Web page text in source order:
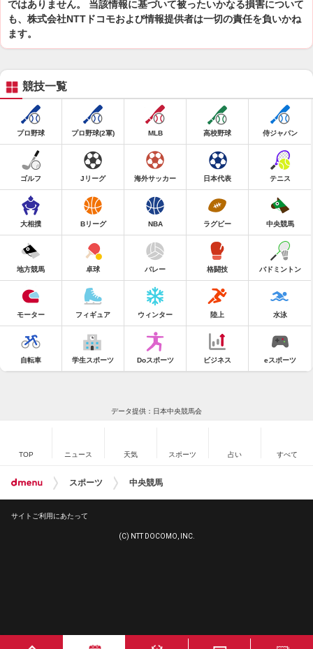
ではありません。 当該情報に基づいて被ったいかなる損害について
も、株式会社NTTドコモおよび情報提供者は一切の責任を負いかね
ます。
競技一覧
プロ野球 プロ野球(2軍) MLB 高校野球 侍ジャパン
ゴルフ Jリーグ 海外サッカー 日本代表 テニス
大相撲 Bリーグ NBA ラグビー 中央競馬
地方競馬 卓球 バレー 格闘技 バドミントン
モーター フィギュア ウィンター 陸上 水泳
自転車 学生スポーツ Doスポーツ ビジネス eスポーツ
データ提供：日本中央競馬会
TOP ニュース 天気 スポーツ 占い すべて
スポーツ 中央競馬
サイトご利用にあたって
(C) NTT DOCOMO, INC.